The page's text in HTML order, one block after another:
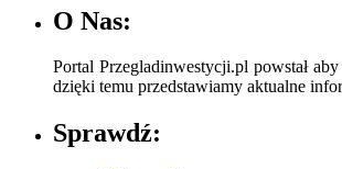
O Nas:
Portal Przegladinwestycji.pl powstał
dzięki temu przedstawiamy aktualne
Sprawdź: